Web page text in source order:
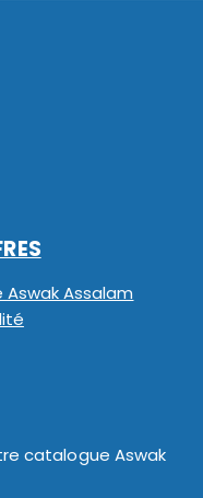
Assalam
catalogue Aswak